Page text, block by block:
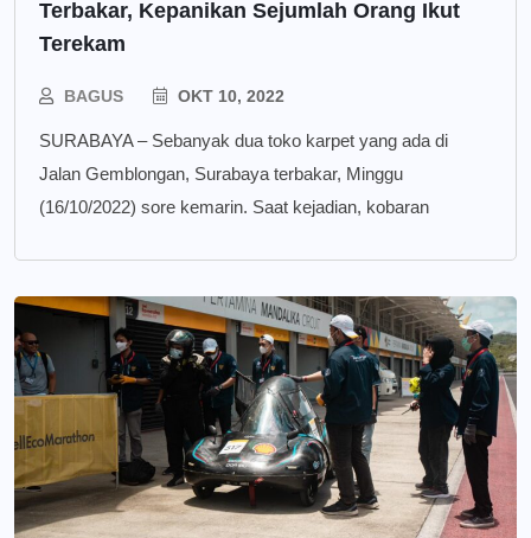
Terbakar, Kepanikan Sejumlah Orang Ikut
Terekam
BAGUS OKT 10, 2022
SURABAYA – Sebanyak dua toko karpet yang ada di
Jalan Gemblongan, Surabaya terbakar, Minggu
(16/10/2022) sore kemarin. Saat kejadian, kobaran